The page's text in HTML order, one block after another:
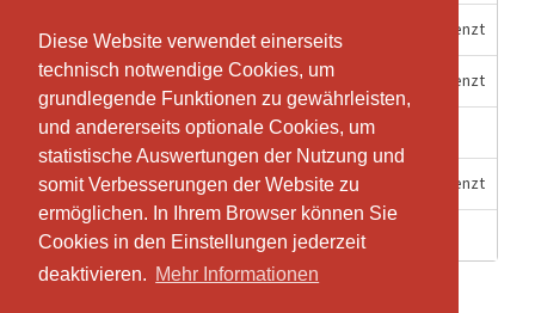
Diese Website verwendet einerseits
technisch notwendige Cookies, um
grundlegende Funktionen zu gewährleisten,
und andererseits optionale Cookies, um
statistische Auswertungen der Nutzung und
somit Verbesserungen der Website zu
ermöglichen. In Ihrem Browser können Sie
Cookies in den Einstellungen jederzeit
deaktivieren. Mehr Informationen
Diese Website verwendet einerseits
technisch notwendige Cookies, um
grundlegende Funktionen zu gewährleisten,
und andererseits optionale Cookies, um
statistische Auswertungen der Nutzung und
somit Verbesserungen der Website zu
ermöglichen. In Ihrem Browser können Sie
Cookies in den Einstellungen jederzeit
deaktivieren. Mehr Informationen
3-Monats ABO 3 Monate Unbegrenzt
6-Monats ABO 6 Monate Unbegrenzt
Einzel-Lektion 1 Stunden
JAHRES ABO 12 Monate Unbegrenzt
Schnupper Lektion 4 Wochen